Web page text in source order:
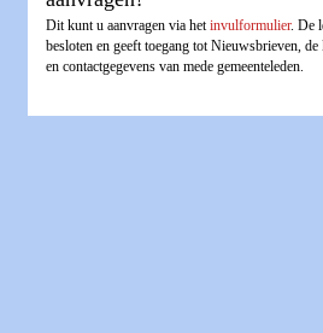
Dit kunt u aanvragen via hetinvulformulier. De
besloten en geeft toegang tot Nieuwsbrieven,
en contactgegevens van mede gemeenteleden.